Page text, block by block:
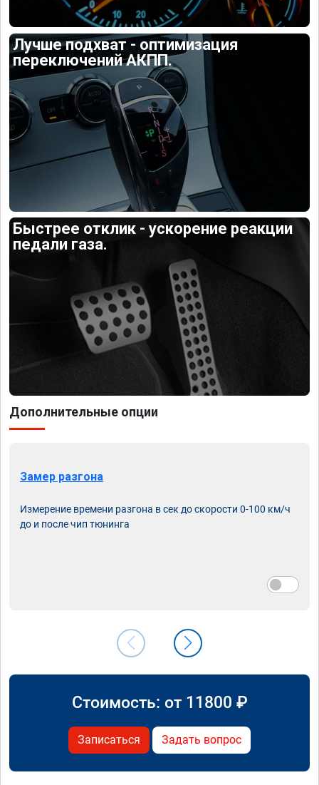
Лучше подхват - оптимизация
переключений АКПП.
Быстрее отклик - ускорение реакции
педали газа.
Дополнительные опции
Замер разгона
Измерение времени разгона в сек до скорости 0-100 км/ч
до и после чип тюнинга
Стоимость: от 11800 ₽
Записаться Задать вопрос